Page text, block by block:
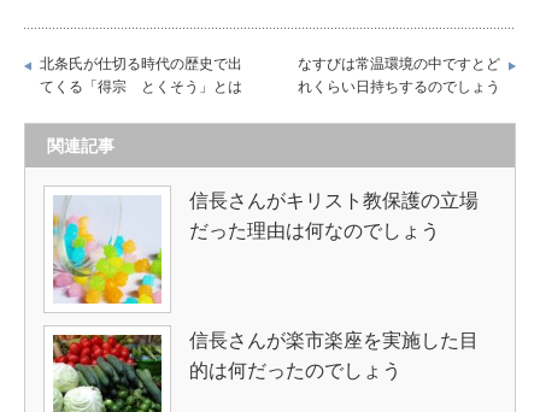
北条氏が仕切る時代の歴史で出
てくる「得宗 とくそう」とは
なすびは常温環境の中ですとど
れくらい日持ちするのでしょう
関連記事
信長さんがキリスト教保護の立場
だった理由は何なのでしょう
信長さんが楽市楽座を実施した目
的は何だったのでしょう